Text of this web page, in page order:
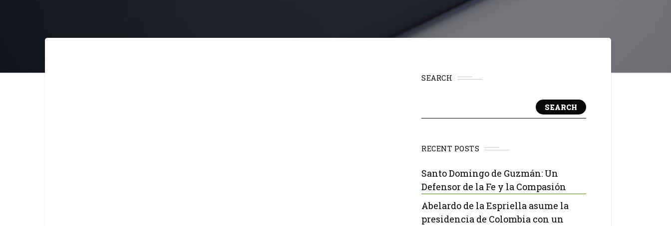
SEARCH
SEARCH
RECENT POSTS
Santo Domingo de Guzmán: Un
Defensor de la Fe y la Compasión
Abelardo de la Espriella asume la
presidencia de Colombia con un